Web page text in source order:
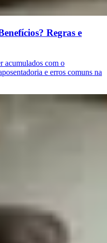
Regras e
acumulados com o
e erros comuns na